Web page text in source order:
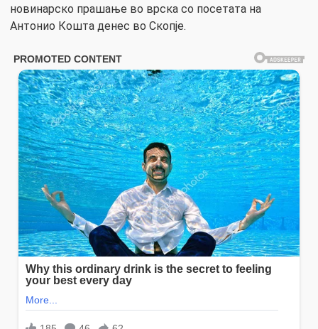
новинарско прашање во врска со посетата на
Антонио Кошта денес во Скопје.